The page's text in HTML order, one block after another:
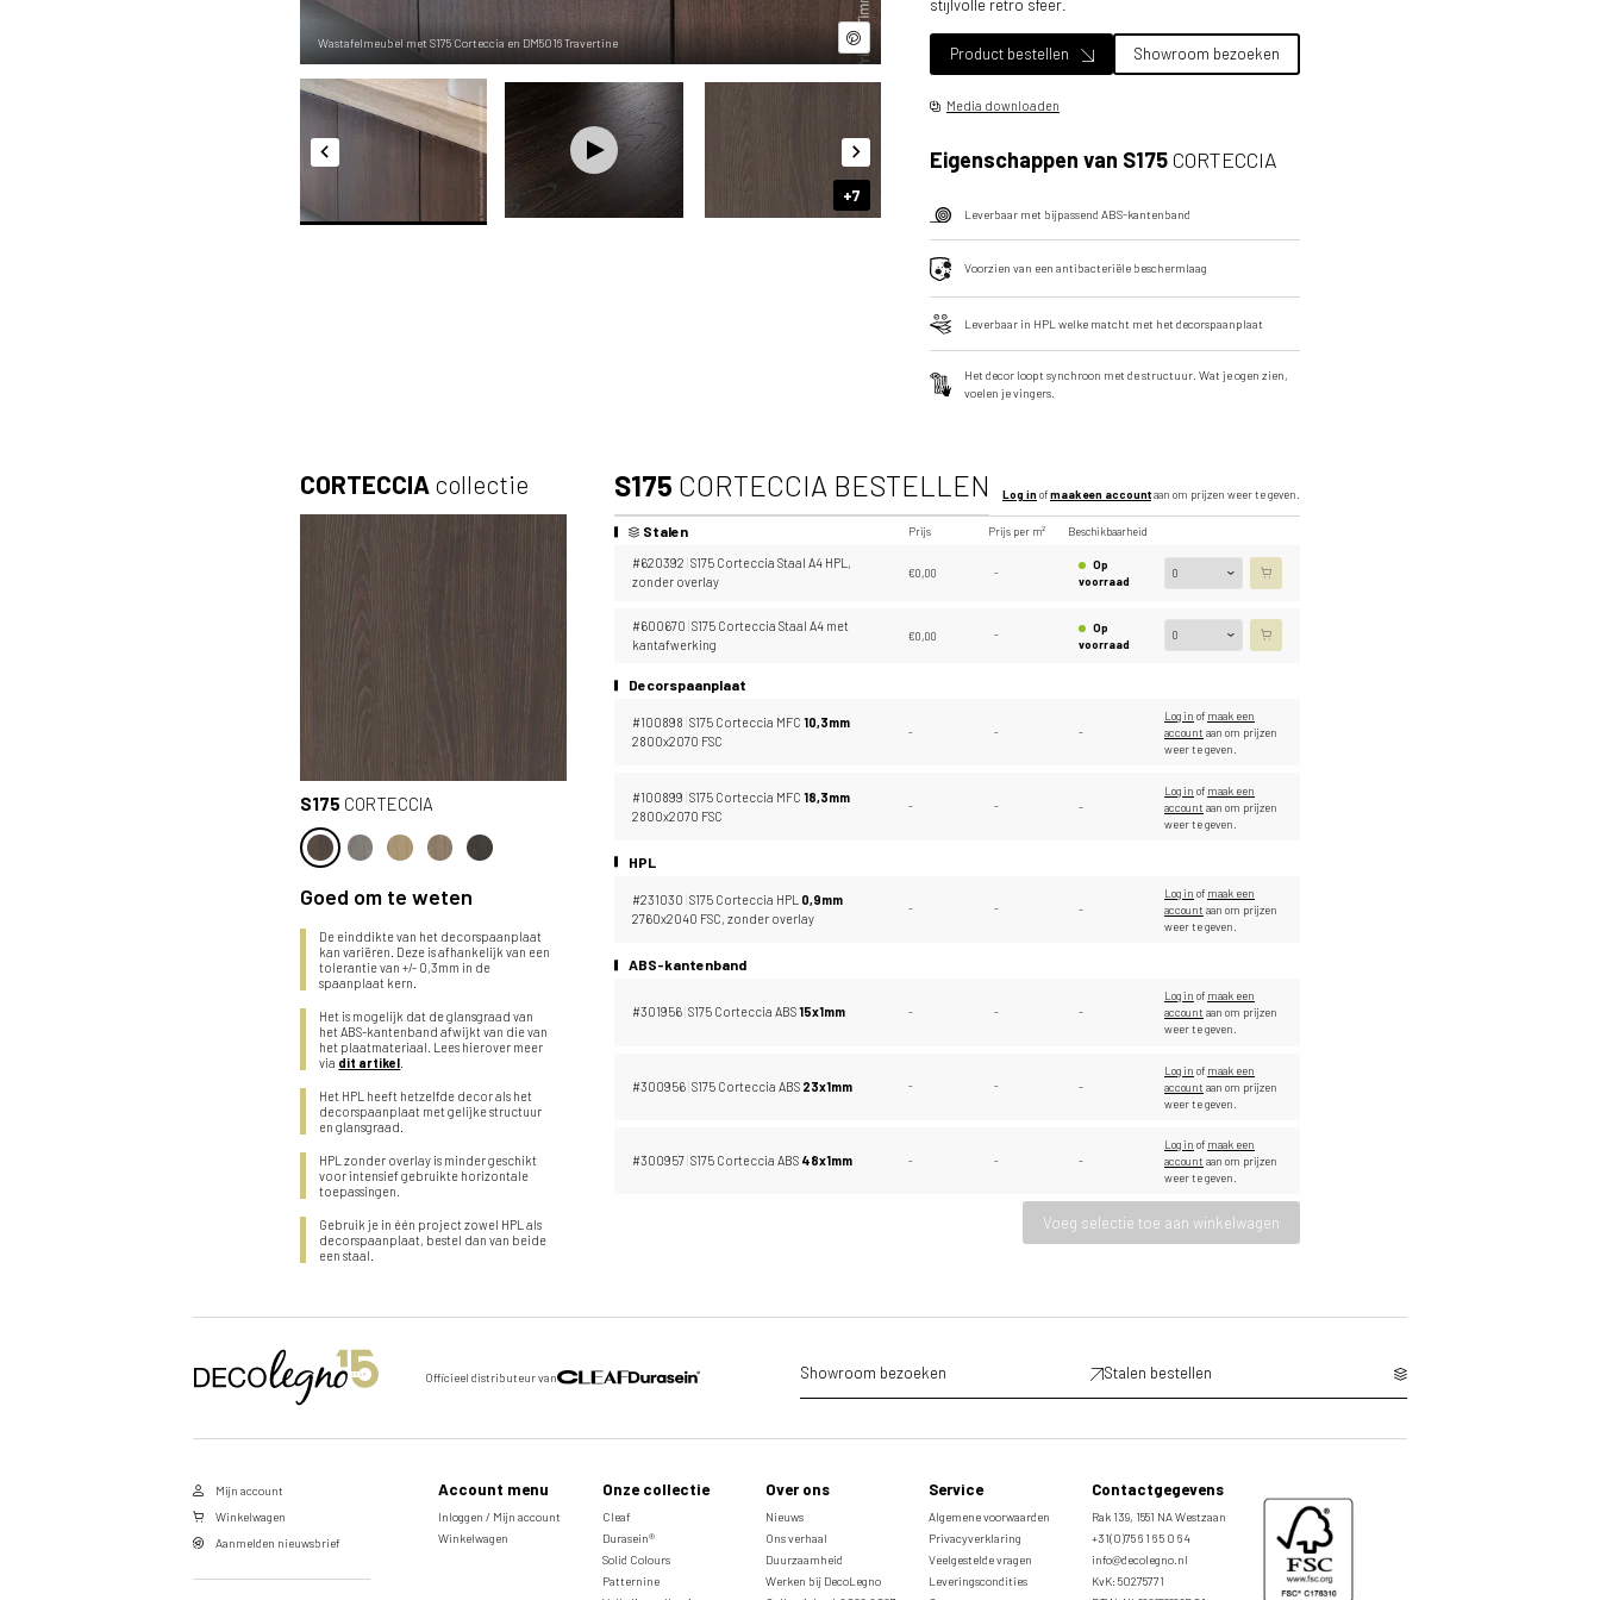
Wastafelmeubel met S175 Corteccia en DM5016 Travertine
+7
stijlvolle retro sfeer.
Product bestellen Showroom bezoeken
Media downloaden
Eigenschappen van S175CORTECCIA
Leverbaar met bijpassend ABS-kantenband
Voorzien van een antibacteriële beschermlaag
Leverbaar in HPL welke matcht met het decorspaanplaat
Het decor loopt synchroon met de structuur. Wat je ogen zien,
voelen je vingers.
CORTECCIA collectie
S175 CORTECCIA
Goed om te weten
De einddikte van het decorspaanplaat
kan variëren. Deze is afhankelijk van een
tolerantie van +/- 0,3mm in de
spaanplaat kern.
Het is mogelijk dat de glansgraad van
het ABS-kantenband afwijkt van die van
het plaatmateriaal. Lees hierover meer
via dit artikel
Het HPL heeft hetzelfde decor als het
decorspaanplaat met gelijke structuur
en glansgraad.
HPL zonder overlay is minder geschikt
voor intensief gebruikte horizontale
toepassingen.
Gebruik je in één project zowel HPL als
decorspaanplaat, bestel dan van beide
een staal.
S175 CORTECCIA BESTELLEN Log in ofmaak een accountaan om prijzen weer te geven.
Prijs Prijs per m² Beschikbaarheid
Stalen
#620392 S175 Corteccia Staal A4 HPL,
zonder overlay
€0,00 -
Op
voorraad
#600670 S175 Corteccia Staal A4 met
kantafwerking
€0,00 -
Op
voorraad
Decorspaanplaat
#100898 S175 Corteccia MFC 10,3mm
2800x2070 FSC
- - -
Log in of maak een
account aan om prijzen
weer te geven.
#100899 S175 Corteccia MFC 18, 3mm
2800x2070 FSC
- - -
Log in of maak een
account aan om prijzen
weer te geven.
HPL
#231030 S175 Corteccia HPL 0,9mm
2760x2040 FSC, zonder overlay
- - -
Log in of maak een
account aan om prijzen
weer te geven.
ABS-kantenband
#301956 S175 Corteccia ABS15x1mm - - -
Log in of maak een
account aan om prijzen
weer te geven.
#300956 S175 Corteccia ABS 23x1mm - - -
Log in of maak een
account aan om prijzen
weer te geven.
#300957 S175 Corteccia ABS 48x1mm - - -
Log in of maak een
account aan om prijzen
weer te geven.
Voeg selectie toe aan winkelwagen
Stuur een aanvraag door voor
Vul de velden hieronder in om een aanvraag te doen
Officieel distributeur van Showroom bezoeken Stalen bestellen
Mijn account
Winkelwagen
Aanmelden nieuwsbrief
Account menu
Inloggen / Mijn account
Winkelwagen
Onze collectie
Cleaf
Durasein®
Solid Colours
Patternine
Over ons
Nieuws
Ons verhaal
Duurzaamheid
Werken bij DecoLegno
Service
Algemene voorwaarden
Privacyverklaring
Veelgestelde vragen
Leveringscondities
Contactgegevens
Rak 139, 1551 NA Westzaan
+31(0)75 6 1 6 5 0 6 4
info@decolegno.nl
KvK: 50275771